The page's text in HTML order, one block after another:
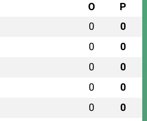
O P
0 0
0 0
0 0
0 0
0 0